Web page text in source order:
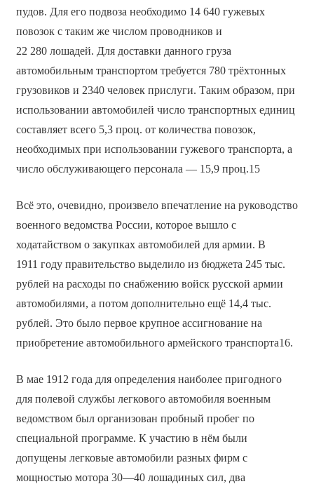
пудов. Для его подвоза необходимо 14 640 гужевых
повозок с таким же числом проводников и
22 280 лошадей. Для доставки данного груза
автомобильным транспортом требуется 780 трёхтонных
грузовиков и 2340 человек прислуги. Таким образом, при
использовании автомобилей число транспортных единиц
составляет всего 5,3 проц. от количества повозок,
необходимых при использовании гужевого транспорта, а
число обслуживающего персонала — 15,9 проц.15
Всё это, очевидно, произвело впечатление на руководство
военного ведомства России, которое вышло с
ходатайством о закупках автомобилей для армии. В
1911 году правительство выделило из бюджета 245 тыс.
рублей на расходы по снабжению войск русской армии
автомобилями, а потом дополнительно ещё 14,4 тыс.
рублей. Это было первое крупное ассигнование на
приобретение автомобильного армейского транспорта16.
В мае 1912 года для определения наиболее пригодного
для полевой службы легкового автомобиля военным
ведомством был организован пробный пробег по
специальной программе. К участию в нём были
допущены легковые автомобили разных фирм с
мощностью мотора 30—40 лошадиных сил, два